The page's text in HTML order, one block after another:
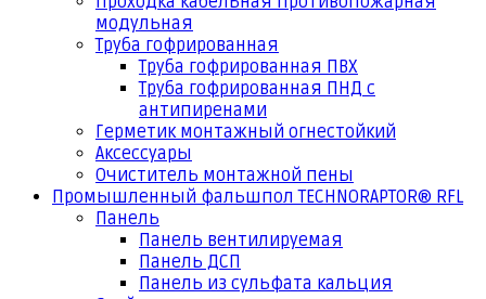
модульная
Труба гофрированная
Труба гофрированная ПВХ
Труба гофрированная ПНД с
антипиренами
Герметик монтажный огнестойкий
Аксессуары
Очиститель монтажной пены
Промышленный фальшпол TECHNORAPTOR® RFL
Панель
Панель вентилируемая
Панель ДСП
Панель из сульфата кальция